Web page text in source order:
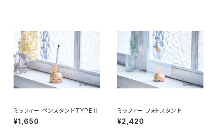
ミッフィー ペンスタンドTYPEⅡ
¥1,650
ミッフィー フォトスタンド
¥2,420